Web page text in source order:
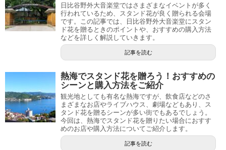
日比谷野外大音楽堂ではさまざまなイベントが多く
行われているため、スタンド花が良く贈られる会場
です。この記事では、日比谷野外大音楽堂にスタン
ド花を贈るときのポイントや、おすすめの購入方法
などを詳しく解説していきます。
記事を読む
熱海でスタンド花を贈ろう！おすすめの
シーンと購入方法をご紹介
観光地としても有名な熱海ですが、飲食店などのさ
まざまなお店やライブハウス、劇場などもあり、ス
タンド花を贈るシーンが多い街でもあるでしょう。
今回は、熱海でスタンド花を贈りたい場合におすす
めのお店や購入方法についてご紹介します。
記事を読む